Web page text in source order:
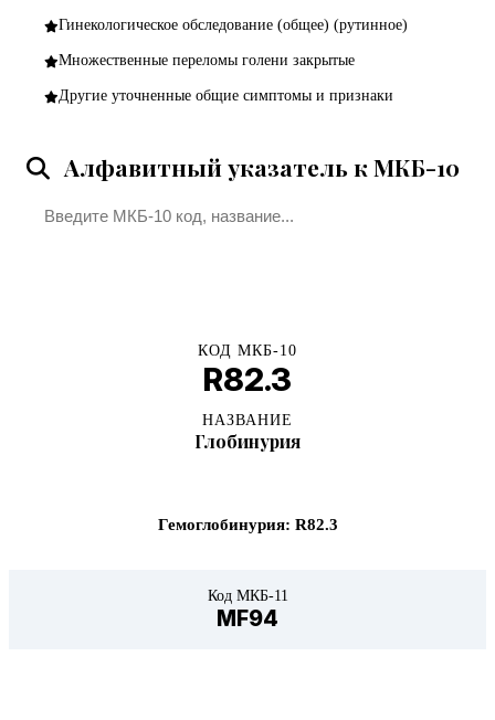
Гинекологическое обследование (общее) (рутинное)
Множественные переломы голени закрытые
Другие уточненные общие симптомы и признаки
Алфавитный указатель к МКБ-10
КОД МКБ-10
R82.3
НАЗВАНИЕ
Глобинурия
Гемоглобинурия: R82.3
Код МКБ-11
MF94